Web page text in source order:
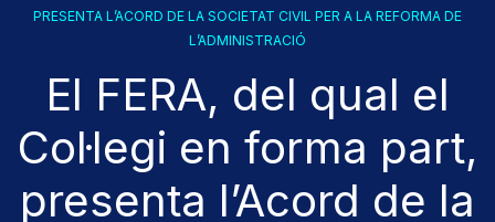
PRESENTA L’ACORD DE LA SOCIETAT CIVIL PER A LA REFORMA DE
L’ADMINISTRACIÓ
El FERA, del qual el
Col·legi en forma part,
presenta l’Acord de la